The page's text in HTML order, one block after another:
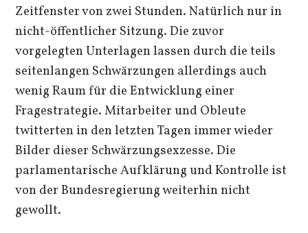
Zeitfenster von zwei Stunden. Natürlich nur in
nicht-öffentlicher Sitzung. Die zuvor
vorgelegten Unterlagen lassen durch die teils
seitenlangen Schwärzungen allerdings auch
wenig Raum für die Entwicklung einer
Fragestrategie. Mitarbeiter und Obleute
twitterten in den letzten Tagen immer wieder
Bilder dieser Schwärzungsexzesse. Die
parlamentarische Aufklärung und Kontrolle ist
von der Bundesregierung weiterhin nicht
gewollt.